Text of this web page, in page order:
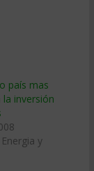
paí­s mas
inversión
y